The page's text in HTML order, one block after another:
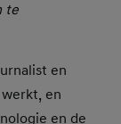
te
en
en
en de